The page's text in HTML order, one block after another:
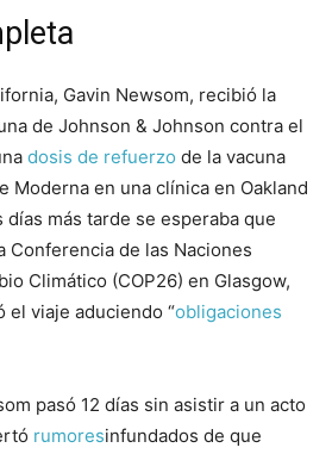
Gavin Newsom, recibió la
de Johnson & Johnson contra el
dosis de refuerzo de la vacuna
Moderna en una clínica en Oakland
más tarde se esperaba que
Conferencia de las Naciones
Climático (COP26) en Glasgow,
el viaje aduciendo “obligaciones
pasó 12 días sin asistir a un acto
rumoresinfundados de que